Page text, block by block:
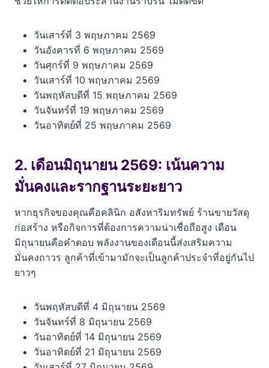
วันเสาร์ที่ 3 พฤษภาคม 2569
วันอังคารที่ 6 พฤษภาคม 2569
วันศุกร์ที่ 9 พฤษภาคม 2569
วันเสาร์ที่ 10 พฤษภาคม 2569
วันพฤหัสบดีที่ 15 พฤษภาคม 2569
วันจันทร์ที่ 19 พฤษภาคม 2569
วันอาทิตย์ที่ 25 พฤษภาคม 2569
2. เดือนมิถุนายน 2569: เน้นความ
มั่นคงและรากฐานระยะยาว
หากธุรกิจของคุณคือคลินิก อสังหาริมทรัพย์ ร้านขายวัสดุ
ก่อสร้าง หรือกิจการที่ต้องการความน่าเชื่อถือสูง เดือน
มิถุนายนคือคำตอบ พลังงานของเดือนนี้ส่งเสริมความ
มั่นคงถาวร ลูกค้าที่เข้ามามักจะเป็นลูกค้าประจำที่อยู่กันไป
ยาวๆ
วันพฤหัสบดีที่ 4 มิถุนายน 2569
วันจันทร์ที่ 8 มิถุนายน 2569
วันอาทิตย์ที่ 14 มิถุนายน 2569
วันอาทิตย์ที่ 21 มิถุนายน 2569